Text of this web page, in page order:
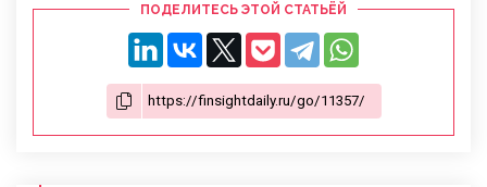
ПОДЕЛИТЕСЬ ЭТОЙ СТАТЬЁЙ